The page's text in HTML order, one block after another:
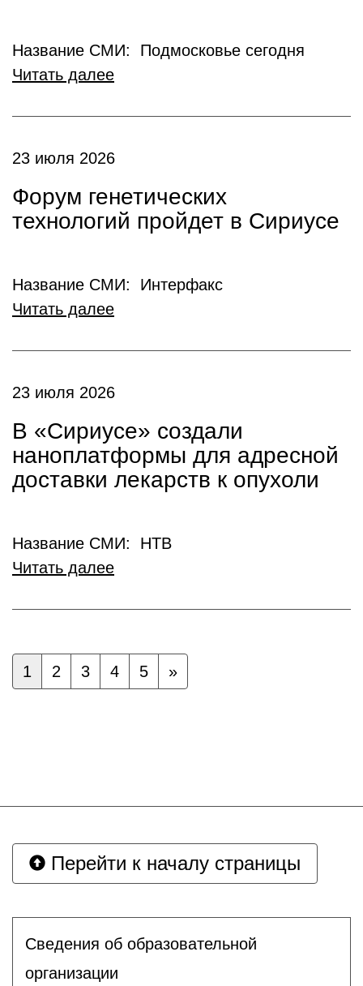
Название СМИ: Подмосковье сегодня
Читать далее
23 июля 2026
Форум генетических
технологий пройдет в Сириусе
Название СМИ: Интерфакс
Читать далее
23 июля 2026
В «Сириусе» создали
наноплатформы для адресной
доставки лекарств к опухоли
Название СМИ: НТВ
Читать далее
1 2 3 4 5 »
Перейти к началу страницы
Сведения об образовательной
организации